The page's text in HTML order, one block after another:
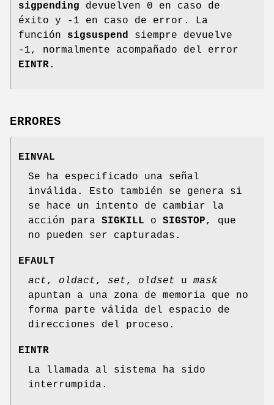
sigpending devuelven 0 en caso de
éxito y -1 en caso de error. La
función sigsuspend siempre devuelve
-1, normalmente acompañado del error
EINTR.
ERRORES
EINVAL
Se ha especificado una señal
inválida. Esto también se genera si
se hace un intento de cambiar la
acción para SIGKILL o SIGSTOP, que
no pueden ser capturadas.
EFAULT
act, oldact, set, oldset u mask
apuntan a una zona de memoria que no
forma parte válida del espacio de
direcciones del proceso.
EINTR
La llamada al sistema ha sido
interrumpida.